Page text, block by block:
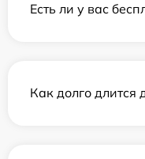
Есть ли у вас
Как долго длится